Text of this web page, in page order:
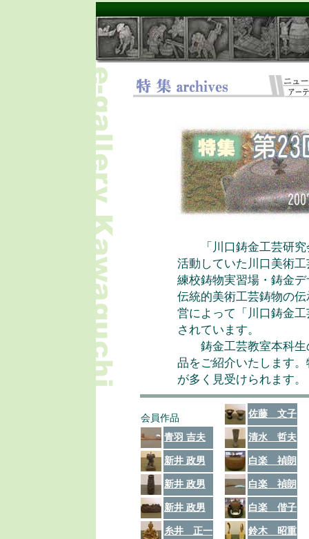
「川口鋳金工芸研究
活動していた川口美術
練校鋳物実習場・鋳金
伝統的美術工芸鋳物の
営によって「川口鋳金
されています。
鋳金工芸教室本科生
品をご紹介いたします
が多く見受けられます。
会員作品 佐藤 文子
青羽 吉夫 清水 哲夫
新井 政男 白楽 禎朗
新井 政男 白楽 禎朗
新井 政男 白楽 偕子
糸井 正一 鈴木 昭重